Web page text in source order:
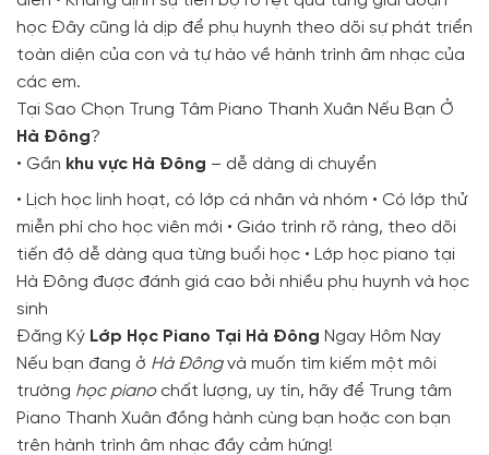
học Đây cũng là dịp để phụ huynh theo dõi sự phát triển
toàn diện của con và tự hào về hành trình âm nhạc của
các em.
Tại Sao Chọn Trung Tâm Piano Thanh Xuân Nếu Bạn Ở
Hà Đông?
• Gần khu vực Hà Đông – dễ dàng di chuyển
• Lịch học linh hoạt, có lớp cá nhân và nhóm • Có lớp thử
miễn phí cho học viên mới • Giáo trình rõ ràng, theo dõi
tiến độ dễ dàng qua từng buổi học • Lớp học piano tại
Hà Đông được đánh giá cao bởi nhiều phụ huynh và học
sinh
Đăng Ký Lớp Học Piano Tại Hà Đông Ngay Hôm Nay
Nếu bạn đang ở Hà Đôngvà muốn tìm kiếm một môi
trường học pianochất lượng, uy tín, hãy để Trung tâm
Piano Thanh Xuân đồng hành cùng bạn hoặc con bạn
trên hành trình âm nhạc đầy cảm hứng!